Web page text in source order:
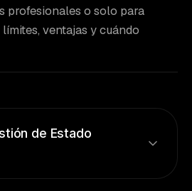
profesionales o solo para
ventajas y cuándo
de Estado